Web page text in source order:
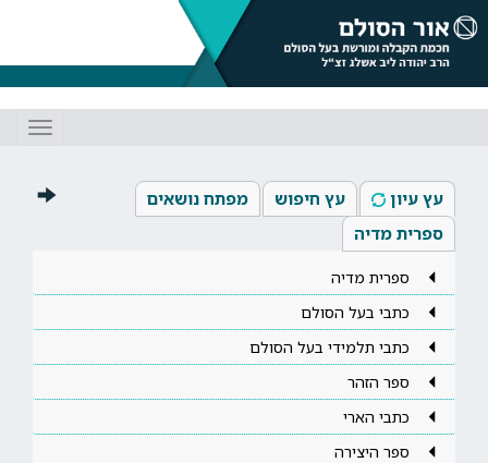
עץ עיון עץ חיפוש
מפתח נושאים
ספרית מדיה
ספרית מדיה
כתבי בעל הסולם
כתבי תלמידי בעל הסולם
ספר הזהר
כתבי הארי
ספר היצירה